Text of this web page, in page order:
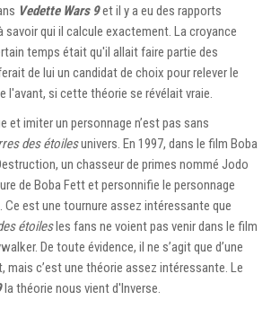
Vedette Wars 9et il y a eu des rapports
qui il calcule exactement. La croyance
temps était qu'il allait faire partie des
de lui un candidat de choix pour relever le
l'avant, si cette théorie se révélait vraie.
et imiter un personnage n’est pas sans
des étoilesunivers. En 1997, dans le film Boba
un chasseur de primes nommé Jodo
de Boba Fett et personnifie le personnage
Ce est une tournure assez intéressante que
étoilesles fans ne voient pas venir dans le film
De toute évidence, il ne s’agit que d’une
mais c’est une théorie assez intéressante. Le
la théorie nous vient d'Inverse.